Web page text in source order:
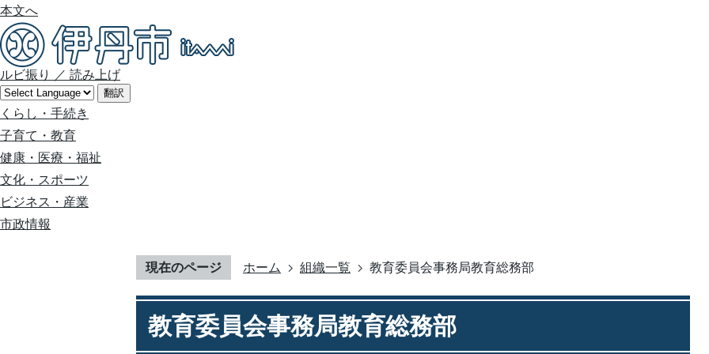
本文へ
ルビ振り ／ 読み上げ
翻訳
くらし・手続き
子育て・教育
健康・医療・福祉
文化・スポーツ
ビジネス・産業
市政情報
現在のページ ホーム 組織一覧 教育委員会事務局教育総務部
教育委員会事務局教育総務部